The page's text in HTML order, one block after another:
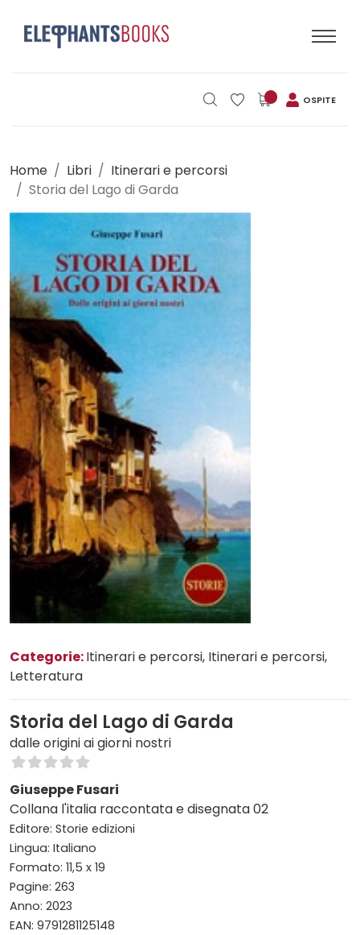
OSPITE
Home Libri
Itinerari e percorsi
Storia del Lago di Garda
Categorie:Itinerari e percorsi, Itinerari e percorsi,
Letteratura
Storia del Lago di Garda
dalle origini ai giorni nostri
Giuseppe Fusari
Collana l'italia raccontata e disegnata 02
Editore: Storie edizioni
Lingua: Italiano
Formato: 11,5 x 19
Pagine: 263
Anno: 2023
EAN: 9791281125148